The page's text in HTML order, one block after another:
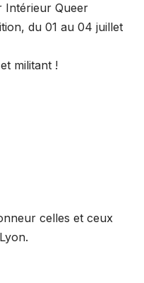
Intérieur Queer
du 01 au 04 juillet
militant !
celles et ceux